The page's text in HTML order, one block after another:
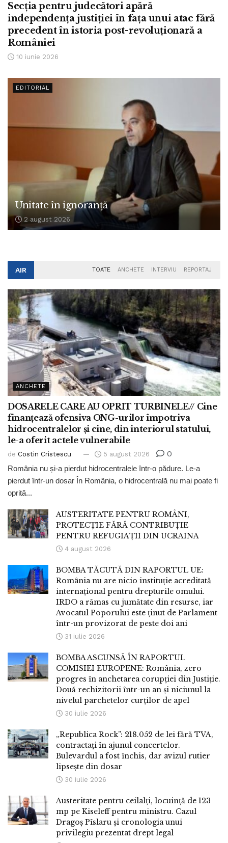
Secţia pentru judecători apără
independenţa justiţiei în faţa unui atac fără
precedent în istoria post-revoluţionară a
României
10 iunie 2026
EDITORIAL
Unitate în ignoranță
2 august 2026
AIR TOATE ANCHETE INTERVIU REPORTAJ
ANCHETE
DOSARELE CARE AU OPRIT TURBINELE// Cine
finanțează ofensiva ONG-urilor împotriva
hidrocentralelor și cine, din interiorul statului,
le-a oferit actele vulnerabile
de Costin Cristescu 5 august 2026 0
România nu și-a pierdut hidrocentralele într-o pădure. Le-a
pierdut într-un dosar În România, o hidrocentrală nu mai poate fi
oprită...
AUSTERITATE PENTRU ROMÂNI,
PROTECȚIE FĂRĂ CONTRIBUȚIE
PENTRU REFUGIAȚII DIN UCRAINA
4 august 2026
BOMBA TĂCUTĂ DIN RAPORTUL UE:
România nu are nicio instituție acreditată
internațional pentru drepturile omului.
IRDO a rămas cu jumătate din resurse, iar
Avocatul Poporului este ținut de Parlament
într-un provizorat de peste doi ani
31 iulie 2026
BOMBA ASCUNSĂ ÎN RAPORTUL
COMISIEI EUROPENE: România, zero
progres în anchetarea corupției din Justiție.
Două rechizitorii într-un an și niciunul la
nivelul parchetelor curților de apel
30 iulie 2026
„Republica Rock”: 218.052 de lei fără TVA,
contractați în ajunul concertelor.
Bulevardul a fost închis, dar avizul rutier
lipsește din dosar
30 iulie 2026
Austeritate pentru ceilalți, locuință de 123
mp pe Kiseleff pentru ministru. Cazul
Dragoș Pîslaru și cronologia unui
privilegiu prezentat drept legal